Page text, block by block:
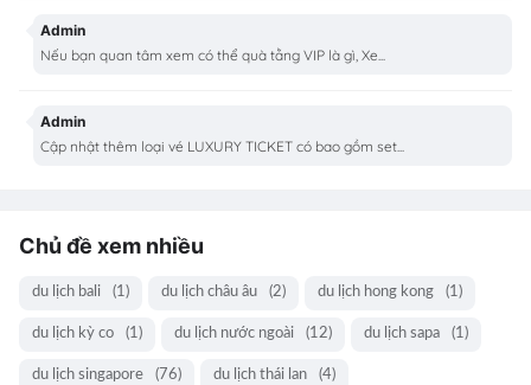
Admin
Nếu bạn quan tâm xem có thể quà tằng VIP là gì, Xe...
Admin
Cập nhật thêm loại vé LUXURY TICKET có bao gồm set...
Chủ đề xem nhiều
du lịch bali (1) du lịch châu âu (2) du lịch hong kong (1)
du lịch kỳ co (1) du lịch nước ngoài (12) du lịch sapa (1)
du lịch singapore (76) du lịch thái lan (4)